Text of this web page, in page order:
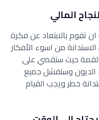
تقوم بالابتعاد عن فكرة
من اسوء الأفكار
القمة حيث ستقضي على
الديون وستفشل جميع
خطر ويجب القيام